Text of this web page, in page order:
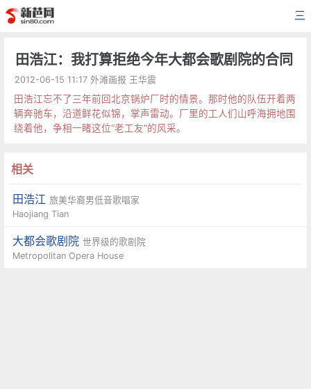
三
田浩江：我打算拒绝今年大都会歌剧院的合同
2012-06-15 11:17 外滩画报 王华震
田浩江忘不了三年前回北京锅炉厂时的情景。那时他的队伍开着两
辆奔驰车，沿道鲜花似锦，掌声雷动。厂里的工人们山呼海拥地围
绕着他，争相一睹这位“老工友”的风采。
相关
田浩江旅美华裔男低音歌唱家
Haojiang Tian
大都会歌剧院世界级的歌剧院
Metropolitan Opera House